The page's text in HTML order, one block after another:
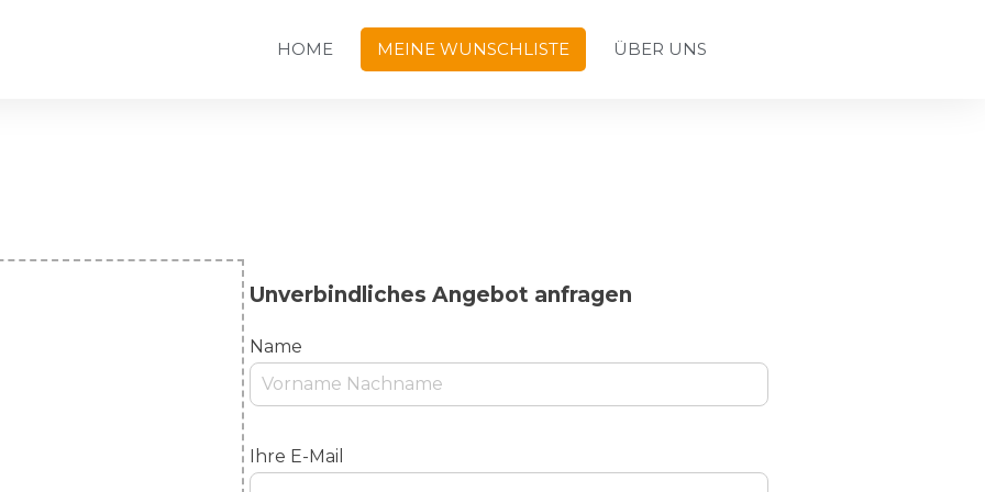
HOME MEINE WUNSCHLISTE ÜBER UNS
Unverbindliches Angebot anfragen
Name
Ihre E-Mail